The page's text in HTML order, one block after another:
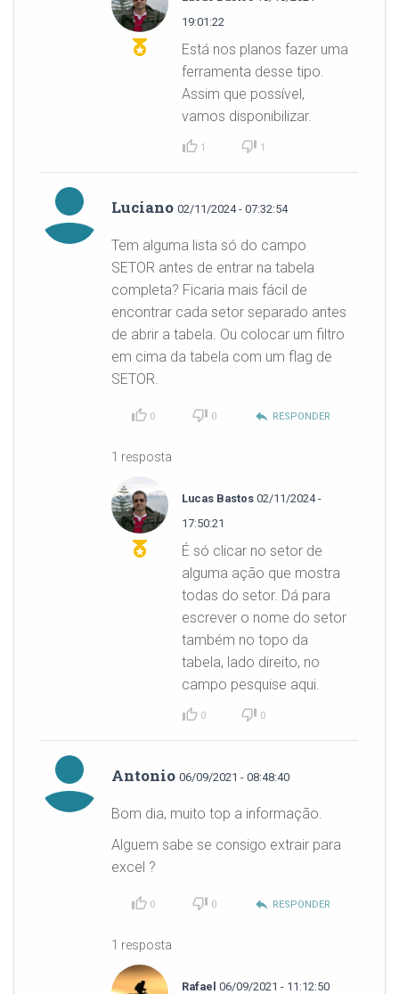
19:01:22
Está nos planos fazer uma
ferramenta desse tipo.
Assim que possível,
vamos disponibilizar.
1 1
Luciano 02/11/2024 - 07:32:54
Tem alguma lista só do campo
SETOR antes de entrar na tabela
completa? Ficaria mais fácil de
encontrar cada setor separado antes
de abrir a tabela. Ou colocar um filtro
em cima da tabela com um flag de
SETOR.
reply RESPONDER
0
0
1 resposta
Lucas Bastos 02/11/2024 -
17:50:21
É só clicar no setor de
alguma ação que mostra
todas do setor. Dá para
escrever o nome do setor
também no topo da
tabela, lado direito, no
campo pesquise aqui.
0 0
Antonio 06/09/2021 - 08:48:40
Bom dia, muito top a informação.
Alguem sabe se consigo extrair para
excel ?
reply RESPONDER
0
0
1 resposta
Rafael 06/09/2021 - 11:12:50